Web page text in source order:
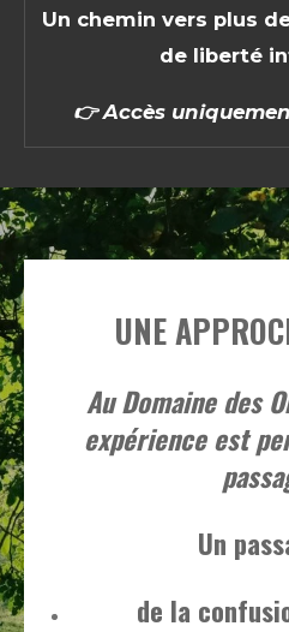
Un chemin vers plus
de liberté
👉Accès
UNE
Au Domaine des
expérience est
Un
de la